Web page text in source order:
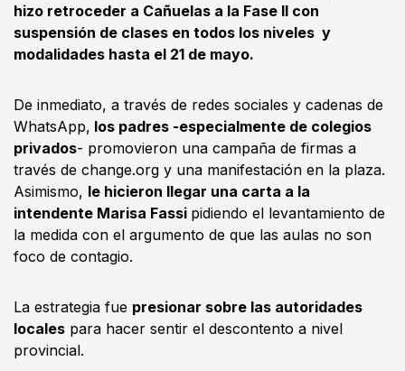
hizo retroceder a Cañuelas a la Fase II con
suspensión de clases en todos los niveles y
modalidades hasta el 21 de mayo.
De inmediato, a través de redes sociales y cadenas de
WhatsApp, los padres -especialmente de colegios
privados- promovieron una campaña de firmas a
través de change.org y una manifestación en la plaza.
Asimismo, le hicieron llegar una carta a la
intendente Marisa Fassi pidiendo el levantamiento de
la medida con el argumento de que las aulas no son
foco de contagio.
La estrategia fue presionar sobre las autoridades
locales para hacer sentir el descontento a nivel
provincial.